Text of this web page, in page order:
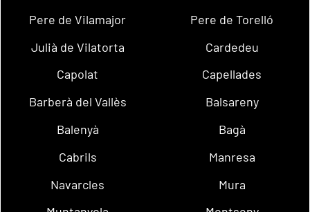
Pere de Vilamajor
Pere de Torelló
Julià de Vilatorta
Cardedeu
Capolat
Capellades
Barberà del Vallès
Balsareny
Balenyà
Bagà
Cabrils
Manresa
Navarcles
Mura